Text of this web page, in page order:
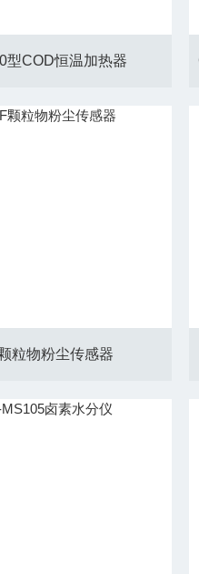
型COD恒温加热器
粒物粉尘传感器